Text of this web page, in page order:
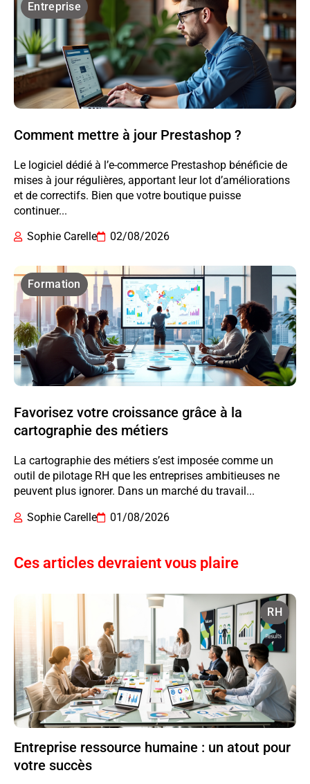
Entreprise
Comment mettre à jour Prestashop ?
Le logiciel dédié à l’e-commerce Prestashop bénéficie de
mises à jour régulières, apportant leur lot d’améliorations
et de correctifs. Bien que votre boutique puisse
continuer...
Sophie Carelle
02/08/2026
Formation
Favorisez votre croissance grâce à la
cartographie des métiers
La cartographie des métiers s’est imposée comme un
outil de pilotage RH que les entreprises ambitieuses ne
peuvent plus ignorer. Dans un marché du travail...
Sophie Carelle
01/08/2026
Ces articles devraient vous plaire
RH
Entreprise ressource humaine : un atout pour
votre succès